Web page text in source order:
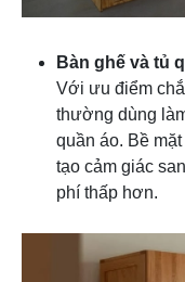
Bàn ghế và tủ
Với ưu điểm
thường dùng
quần áo. Bề
tạo cảm giác
phí thấp hơn.